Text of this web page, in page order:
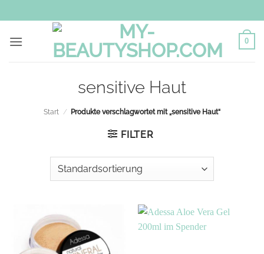
Inhalt
springen
0
sensitive Haut
Start / Produkte verschlagwortet mit „sensitive Haut“
FILTER